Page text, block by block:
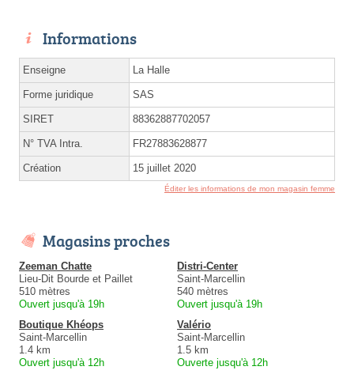
Informations
Enseigne La Halle
Forme juridique SAS
SIRET 88362887702057
N° TVA Intra. FR27883628877
Création 15 juillet 2020
Éditer les informations de mon magasin femme
Magasins proches
Zeeman Chatte
Lieu-Dit Bourde et Paillet
510 mètres
Ouvert jusqu'à 19h
Distri-Center
Saint-Marcellin
540 mètres
Ouvert jusqu'à 19h
Boutique Khéops
Saint-Marcellin
1.4 km
Ouvert jusqu'à 12h
Valério
Saint-Marcellin
1.5 km
Ouverte jusqu'à 12h